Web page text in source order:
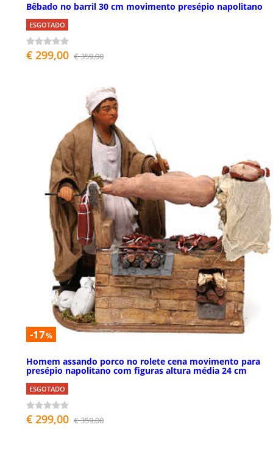
Bêbado no barril 30 cm movimento presépio napolitano
ESGOTADO
€ 299,00 € 359,00
-17%
Homem assando porco no rolete cena movimento para
presépio napolitano com figuras altura média 24 cm
ESGOTADO
€ 299,00 € 359,00